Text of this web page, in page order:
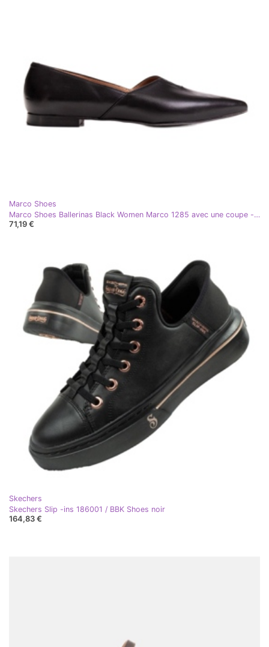
Marco Shoes
Marco Shoes Ballerinas Black Women Marco 1285 avec une coupe -out noir
71,19 €
Skechers
Skechers Slip -ins 186001 / BBK Shoes noir
164,83 €